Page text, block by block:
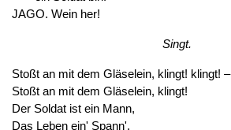
JAGO. Wein her!
Singt.
Stoßt an mit dem Gläselein, klingt! klingt! –
Stoßt an mit dem Gläselein, klingt!
Der Soldat ist ein Mann,
Das Leben ein' Spann',